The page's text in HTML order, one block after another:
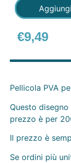
€9,49
Pellicola PVA
Questo
prezzo è per
Il prezzo è
Se ordini più